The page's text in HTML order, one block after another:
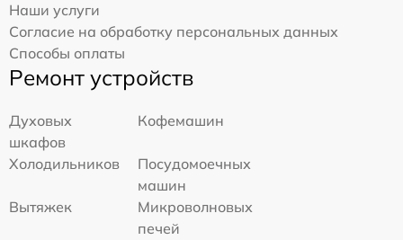
Наши услуги
Согласие на обработку персональных данных
Способы оплаты
Ремонт устройств
Духовых
шкафов
Кофемашин
Холодильников
Посудомоечных
машин
Вытяжек
Микроволновых
печей